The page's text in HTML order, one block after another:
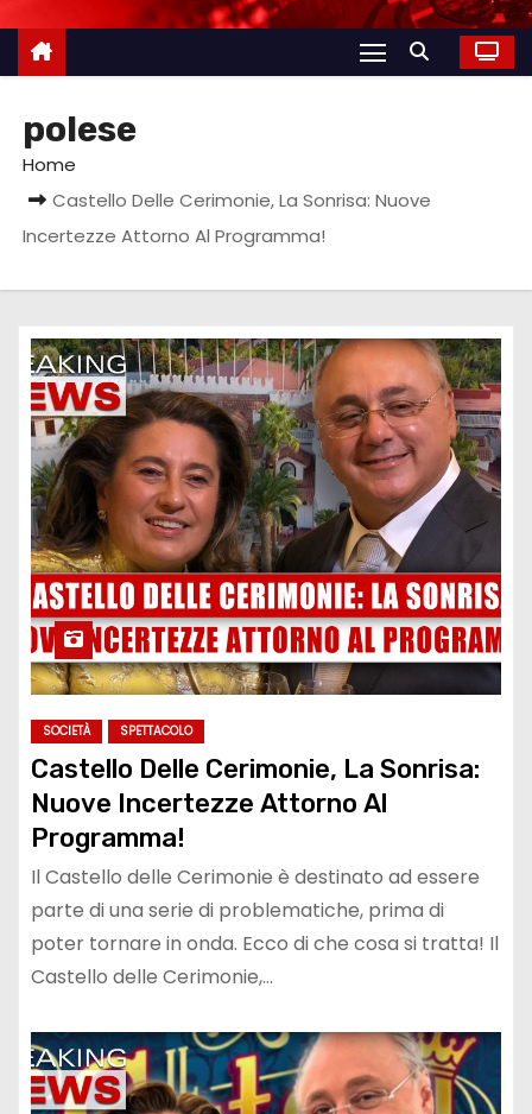
polese
Home
Castello Delle Cerimonie, La Sonrisa: Nuove
Incertezze Attorno Al Programma!
SOCIETÀ SPETTACOLO
Castello Delle Cerimonie, La Sonrisa:
Nuove Incertezze Attorno Al
Programma!
Il Castello delle Cerimonie è destinato ad essere
parte di una serie di problematiche, prima di
poter tornare in onda. Ecco di che cosa si tratta! Il
Castello delle Cerimonie,…